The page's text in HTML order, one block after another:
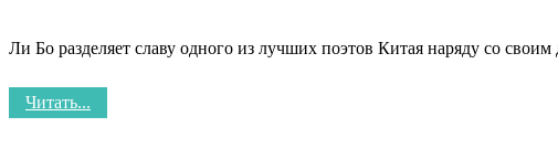
Ли Бо разделяет славу одного из лучших поэтов Китая наряду со
Читать...